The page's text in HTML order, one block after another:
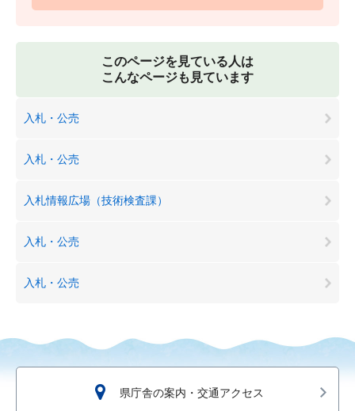
このページを見ている人は
こんなページも見ています
入札・公売
入札・公売
入札情報広場（技術検査課）
入札・公売
入札・公売
県庁舎の案内・交通アクセス